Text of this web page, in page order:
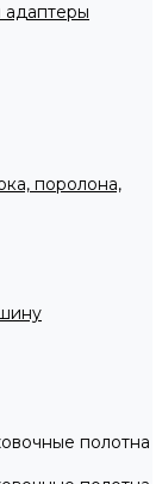
адаптеры
поролона,
полотна